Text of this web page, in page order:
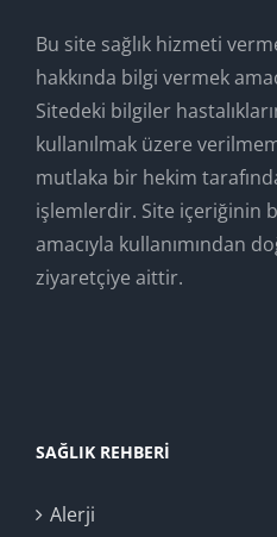
Bu site sağlık hizmeti
hakkında bilgi vermek
Sitedeki bilgiler
kullanılmak üzere
mutlaka bir hekim
işlemlerdir. Site içeriğinin
amacıyla kullanımından
ziyaretçiye aittir.
SAĞLIK REHBERI
Alerji